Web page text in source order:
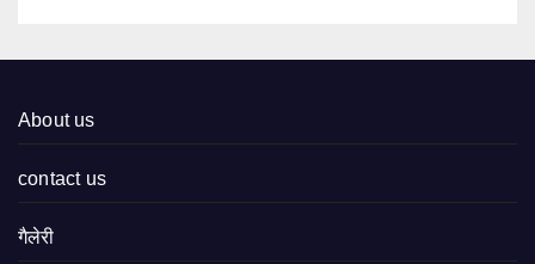
About us
contact us
गैलेरी